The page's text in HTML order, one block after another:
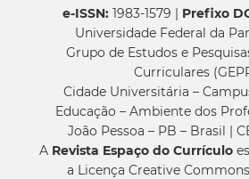
e-ISSN:1983-1579 | Prefixo
Universidade Federal da
Grupo de Estudos e
Curriculares
Cidade Universitária –
Educação – Ambiente dos
João Pessoa – PB – Brasil |
A Revista Espaço do Currículo
a Licença Creative